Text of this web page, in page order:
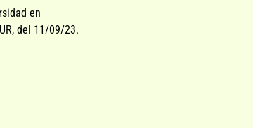
en
del 11/09/23.